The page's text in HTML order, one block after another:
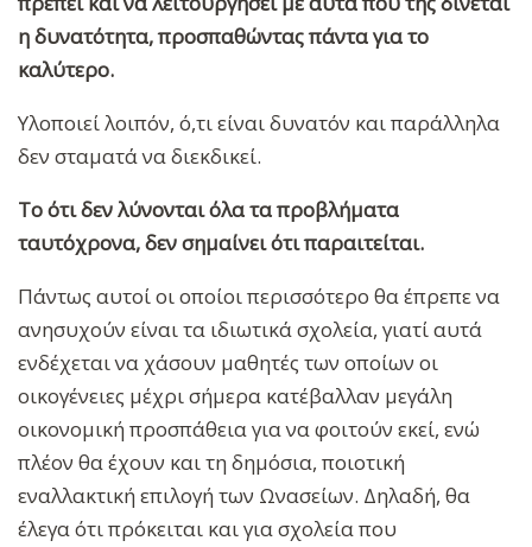
η δυνατότητα, προσπαθώντας πάντα για το
καλύτερο.
Υλοποιεί λοιπόν, ό,τι είναι δυνατόν και παράλληλα
δεν σταματά να διεκδικεί.
Το ότι δεν λύνονται όλα τα προβλήματα
ταυτόχρονα, δεν σημαίνει ότι παραιτείται.
Πάντως αυτοί οι οποίοι περισσότερο θα έπρεπε να
ανησυχούν είναι τα ιδιωτικά σχολεία, γιατί αυτά
ενδέχεται να χάσουν μαθητές των οποίων οι
οικογένειες μέχρι σήμερα κατέβαλλαν μεγάλη
οικονομική προσπάθεια για να φοιτούν εκεί, ενώ
πλέον θα έχουν και τη δημόσια, ποιοτική
εναλλακτική επιλογή των Ωνασείων. Δηλαδή, θα
έλεγα ότι πρόκειται και για σχολεία που